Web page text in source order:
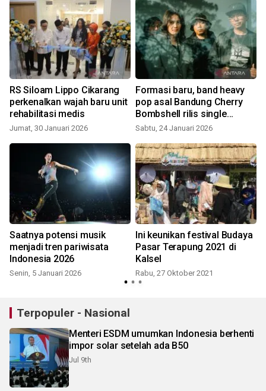
RS Siloam Lippo Cikarang
perkenalkan wajah baru unit
rehabilitasi medis
Jumat, 30 Januari 2026
Formasi baru, band heavy
pop asal Bandung Cherry
Bombshell rilis single
berjudul "Kecewa"
Sabtu, 24 Januari 2026
Saatnya potensi musik
menjadi tren pariwisata
Indonesia 2026
Senin, 5 Januari 2026
Ini keunikan festival Budaya
Pasar Terapung 2021 di
Kalsel
Rabu, 27 Oktober 2021
Terpopuler - Nasional
Menteri ESDM umumkan Indonesia berhenti
impor solar setelah ada B50
Jul 9th